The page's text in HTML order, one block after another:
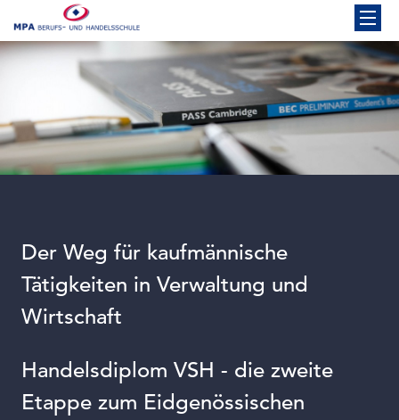
Der Weg für kaufmännische
Tätigkeiten in Verwaltung und
Wirtschaft
Handelsdiplom VSH - die zweite
Etappe zum Eidgenössischen